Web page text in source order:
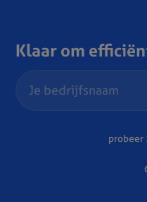
Klaar om
probeer